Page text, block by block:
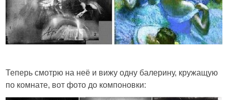
Теперь смотрю на неё и вижу одну балерину, кружащую
по комнате, вот фото до компоновки: